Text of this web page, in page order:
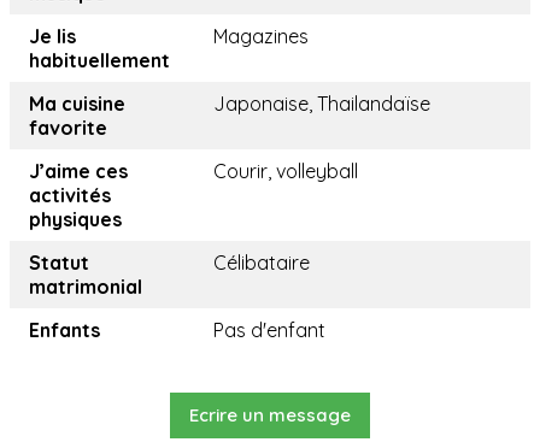
Je lis
habituellement
Magazines
Ma cuisine
favorite
Japonaise, Thailandaïse
J’aime ces
activités
physiques
Courir, volleyball
Statut
matrimonial
Célibataire
Enfants Pas d'enfant
Ecrire un message